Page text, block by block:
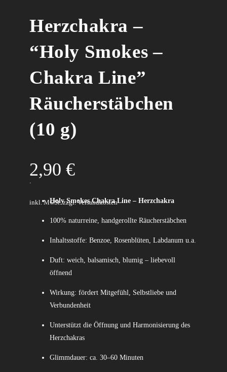
Herzchakra –
“Holy Smokes –
Chakra Line”
Räucherstäbchen
(10 g)
2,90 €
inkl. MwSt. zzgl. Versandkosten
Holy Smokes Chakra Line – Herzchakra
100% naturreine, handgerollte Räucherstäbchen
Inhaltsstoffe: Benzoe, Rosenblüten, Labdanum u.a.
Duft: weich, balsamisch, blumig – liebevoll
öffnend
Wirkung: fördert Mitgefühl, Selbstliebe und
Verbundenheit
Unterstützt die Öffnung und Harmonisierung des
Herzchakras
Glimmdauer: ca. 30–60 Minuten